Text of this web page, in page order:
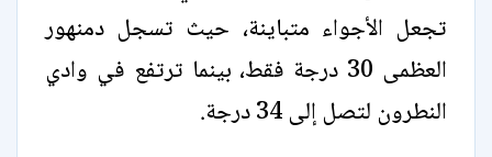
تجعل الأجواء متباينة، حيث تسجل دمنهور
العظمى 30 درجة فقط، بينما ترتفع في وادي
النطرون لتصل إلى 34 درجة.